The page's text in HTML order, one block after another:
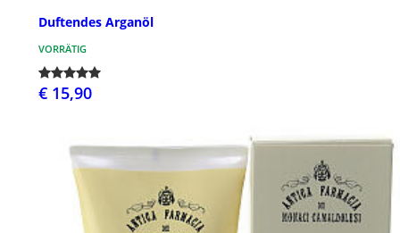
Duftendes Arganöl
VORRÄTIG
€ 15,90